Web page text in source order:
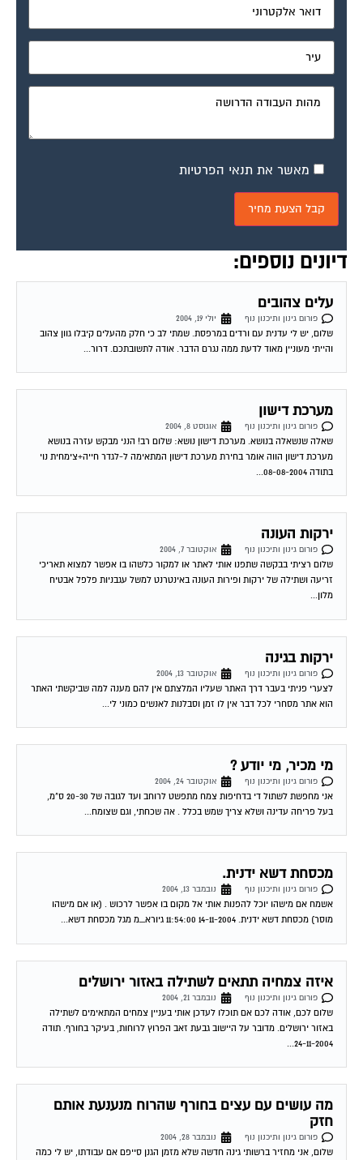
עלים צהובים
פורום גינון ותיכנון נוף
שלום, יש לי עדנית עם ורדים במרפסת. שמתי לב כי חלק מהעלים קיבלו גוון צהוב
והייתי מעוניין מאוד לדעת ממה נגרם הדבר. אודה לתשובתכם. דרור...
מערכת דישון
פורום גינון ותיכנון נוף
שאלה שנשאלה בנושא. מערכת דישון נושא: שלום רב! הנני מבקש עזרה בנושא
מערכת דישון הווה אומר בחירת מערכת דישון המתאימה ל-לגדר חייה+צימחית נוי
בתודה 08-08-2004...
ירקות העונה
פורום גינון ותיכנון נוף
שלום רציתי בבקשה שתפנו אותי לאתר או למקור כלשהו בו אפשר למצוא תאריכי
זריעה ושתילה של ירקות ופירות העונה באינטרנט למשל עגבניות פלפל אבטיח
מלון...
ירקות בגינה
פורום גינון ותיכנון נוף
לצערי פניתי בעבר דרך האתר שעליו המלצתם אין להם מענה למה שביקשתי האתר
הוא אתר מסחרי לכל דבר אין לו זמן וסבלנות לאנשים כמוני לי...
מי מכיר, מי יודע ?
פורום גינון ותיכנון נוף
בעל פריחה עדינה ושלא צריך שמש בכלל . אה שכחתי, וגם שצומח...
מכסחת דשא ידנית.
פורום גינון ותיכנון נוף
אשמח אם מישהו יוכל להפנות אותי אל מקום בו אפשר לרכוש . (או אם מישהו
מוסר) מכסחת דשא ידנית. 14-11-2004 11:54:00 גיורא_מ מגל מכסחת דשא...
איזה צמחיה תתאים לשתילה באזור ירושלים
פורום גינון ותיכנון נוף
נובמבר 21, 2004
שלום לכם, אודה לכם אם תוכלו לעדכן אותי בעניין צמחים המתאימים לשתילה
באזור ירושלים. מדובר על היישוב גבעת זאב הפרוץ לרוחות, בעיקר בחורף. תודה
24-11-2004...
מה עושים עם עצים בחורף שהרוח מנענעת אותם
חזק
פורום גינון ותיכנון נוף
שלום, אני מחזיר ברשותי גינה חדשה שלא מזמן הגנן סייפם אם עבודתו, יש לי כמה
עצים שהרוח ניערה טוב וניסיתי לקשור אחד מהם אבל אני...